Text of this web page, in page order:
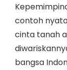
contoh
cinta tanah
bangsa